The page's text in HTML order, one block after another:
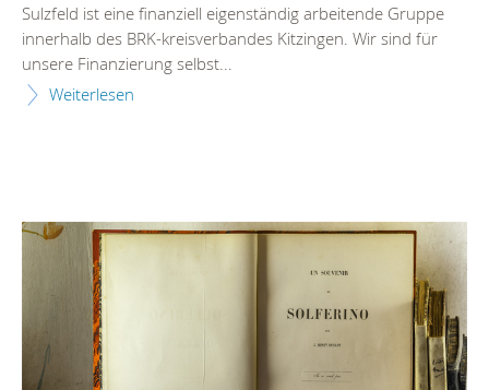
Sulzfeld ist eine finanziell eigenständig arbeitende Gruppe
innerhalb des BRK-kreisverbandes Kitzingen. Wir sind für
unsere Finanzierung selbst...
Weiterlesen